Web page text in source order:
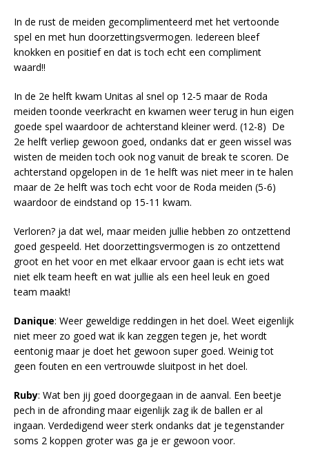
In de rust de meiden gecomplimenteerd met het vertoonde
spel en met hun doorzettingsvermogen. Iedereen bleef
knokken en positief en dat is toch echt een compliment
waard!!
In de 2e helft kwam Unitas al snel op 12-5 maar de Roda
meiden toonde veerkracht en kwamen weer terug in hun eigen
goede spel waardoor de achterstand kleiner werd. (12-8) De
2e helft verliep gewoon goed, ondanks dat er geen wissel was
wisten de meiden toch ook nog vanuit de break te scoren. De
achterstand opgelopen in de 1e helft was niet meer in te halen
maar de 2e helft was toch echt voor de Roda meiden (5-6)
waardoor de eindstand op 15-11 kwam.
Verloren? ja dat wel, maar meiden jullie hebben zo ontzettend
goed gespeeld. Het doorzettingsvermogen is zo ontzettend
groot en het voor en met elkaar ervoor gaan is echt iets wat
niet elk team heeft en wat jullie als een heel leuk en goed
team maakt!
Danique: Weer geweldige reddingen in het doel. Weet eigenlijk
niet meer zo goed wat ik kan zeggen tegen je, het wordt
eentonig maar je doet het gewoon super goed. Weinig tot
geen fouten en een vertrouwde sluitpost in het doel.
Ruby: Wat ben jij goed doorgegaan in de aanval. Een beetje
pech in de afronding maar eigenlijk zag ik de ballen er al
ingaan. Verdedigend weer sterk ondanks dat je tegenstander
soms 2 koppen groter was ga je er gewoon voor.